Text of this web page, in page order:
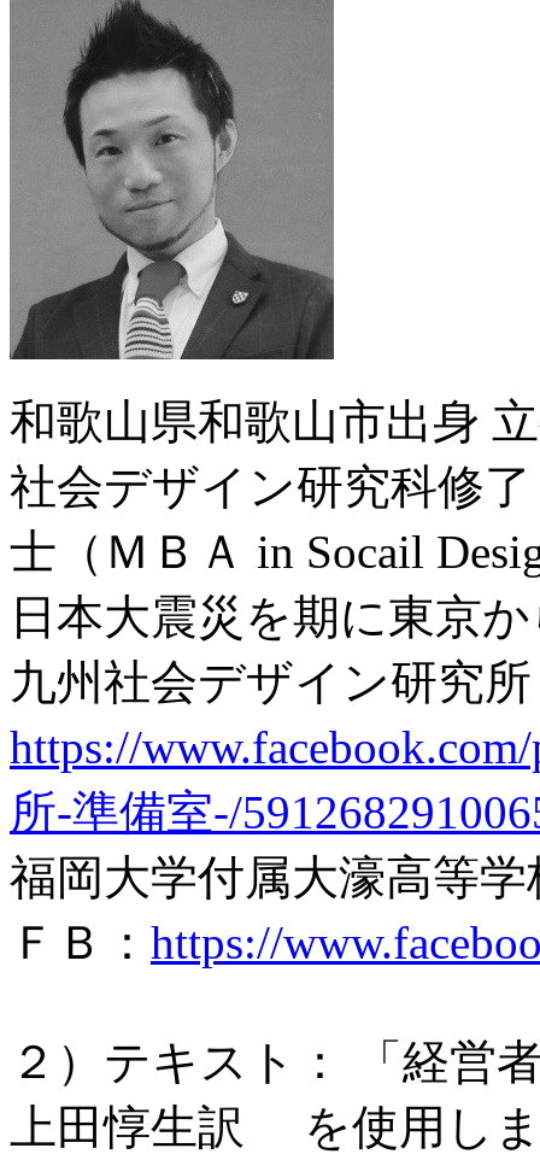
和歌山県和歌山市出身
社会デザイン研究科修
士（ＭＢＡ in Socail
日本大震災を期に東京
九州社会デザイン研究
https://
所-準備室-/
福岡大学付属大濠高等
ＦＢ： https://
２）テキスト： 「経営
上田惇生訳 を使用し